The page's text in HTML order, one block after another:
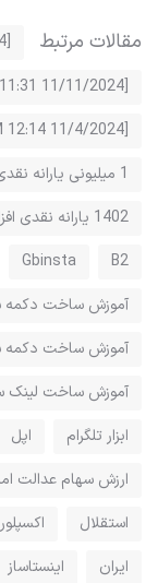
مقالات مرتبط
[10/24/2024 5:34 PM] خرید ممبر گروه تلگرام
[11/11/2024 11:31 PM] افزایش فالوور ایرانی در اینستاگرام
[11/4/2024 12:14 AM] خرید ممبر گروه تلگرام
1 میلیونی یارانه نقدی
1402 یارانه نقدی افزایش
B2
Gbinsta
آموزش ساخت دکمه
آموزش ساخت دکمه
آموزش ساخت لینک
ابزار تلگرام
اپل
ارزش سهام عدالت
استقلال
ایران
اینستاساز